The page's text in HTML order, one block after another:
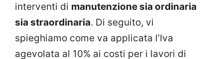
interventi di manutenzione sia ordinaria
sia straordinaria. Di seguito, vi
spieghiamo come va applicata l’Iva
agevolata al 10% ai costi per i lavori di